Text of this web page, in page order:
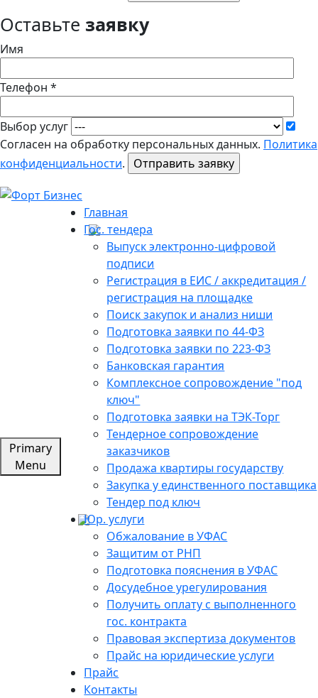
Оставьте заявку
Имя
Телефон *
Выбор услуг
Согласен на обработку персональных данных. Политика
конфиденциальности.
Primary
Menu
Главная
Гос. тендера
Выпуск электронно-цифровой
подписи
Регистрация в ЕИС / аккредитация /
регистрация на площадке
Поиск закупок и анализ ниши
Подготовка заявки по 44-ФЗ
Подготовка заявки по 223-ФЗ
Банковская гарантия
Комплексное сопровождение "под
ключ"
Подготовка заявки на ТЭК-Торг
Тендерное сопровождение
заказчиков
Продажа квартиры государству
Закупка у единственного поставщика
Тендер под ключ
Юр. услуги
Обжалование в УФАС
Защитим от РНП
Подготовка пояснения в УФАС
Досудебное урегулирования
Получить оплату с выполненного
гос. контракта
Правовая экспертиза документов
Прайс на юридические услуги
Прайс
Контакты